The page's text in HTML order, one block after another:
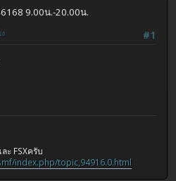
9.00น.-20.00น.
#1
ะ FSXครับ
index.php/topic,94916.0.html